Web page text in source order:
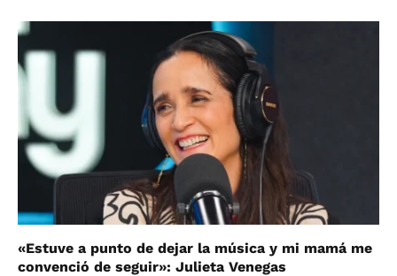
«Estuve a punto de dejar la música y mi mamá me
convenció de seguir»: Julieta Venegas